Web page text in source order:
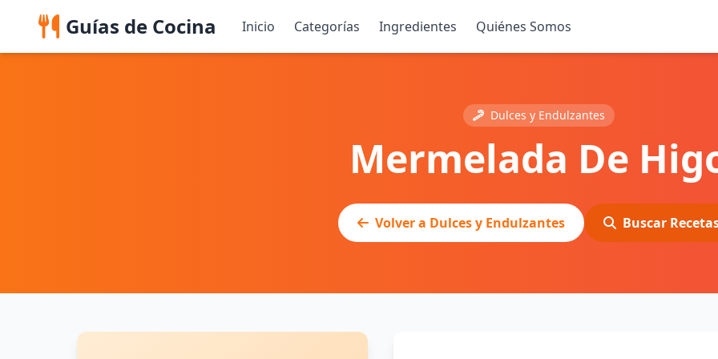
Guías de Cocina Inicio Categorías Ingredientes Quiénes Somos
Dulces y Endulzantes
Mermelada De
Volver a Dulces y Endulzantes Buscar